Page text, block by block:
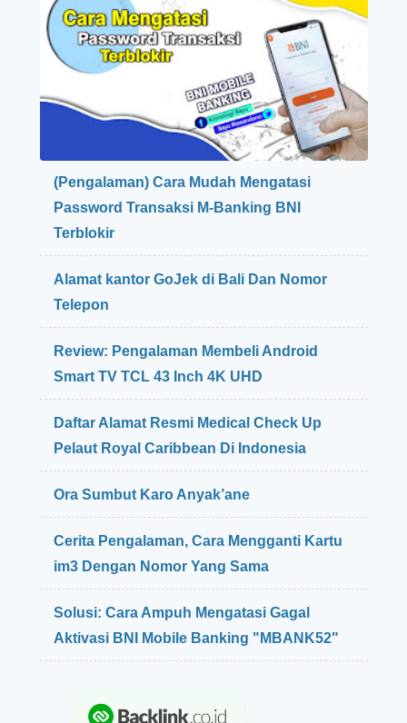
(Pengalaman) Cara Mudah Mengatasi
Password Transaksi M-Banking BNI
Terblokir
Alamat kantor GoJek di Bali Dan Nomor
Telepon
Review: Pengalaman Membeli Android
Smart TV TCL 43 Inch 4K UHD
Daftar Alamat Resmi Medical Check Up
Pelaut Royal Caribbean Di Indonesia
Ora Sumbut Karo Anyak’ane
Cerita Pengalaman, Cara Mengganti Kartu
im3 Dengan Nomor Yang Sama
Solusi: Cara Ampuh Mengatasi Gagal
Aktivasi BNI Mobile Banking "MBANK52"